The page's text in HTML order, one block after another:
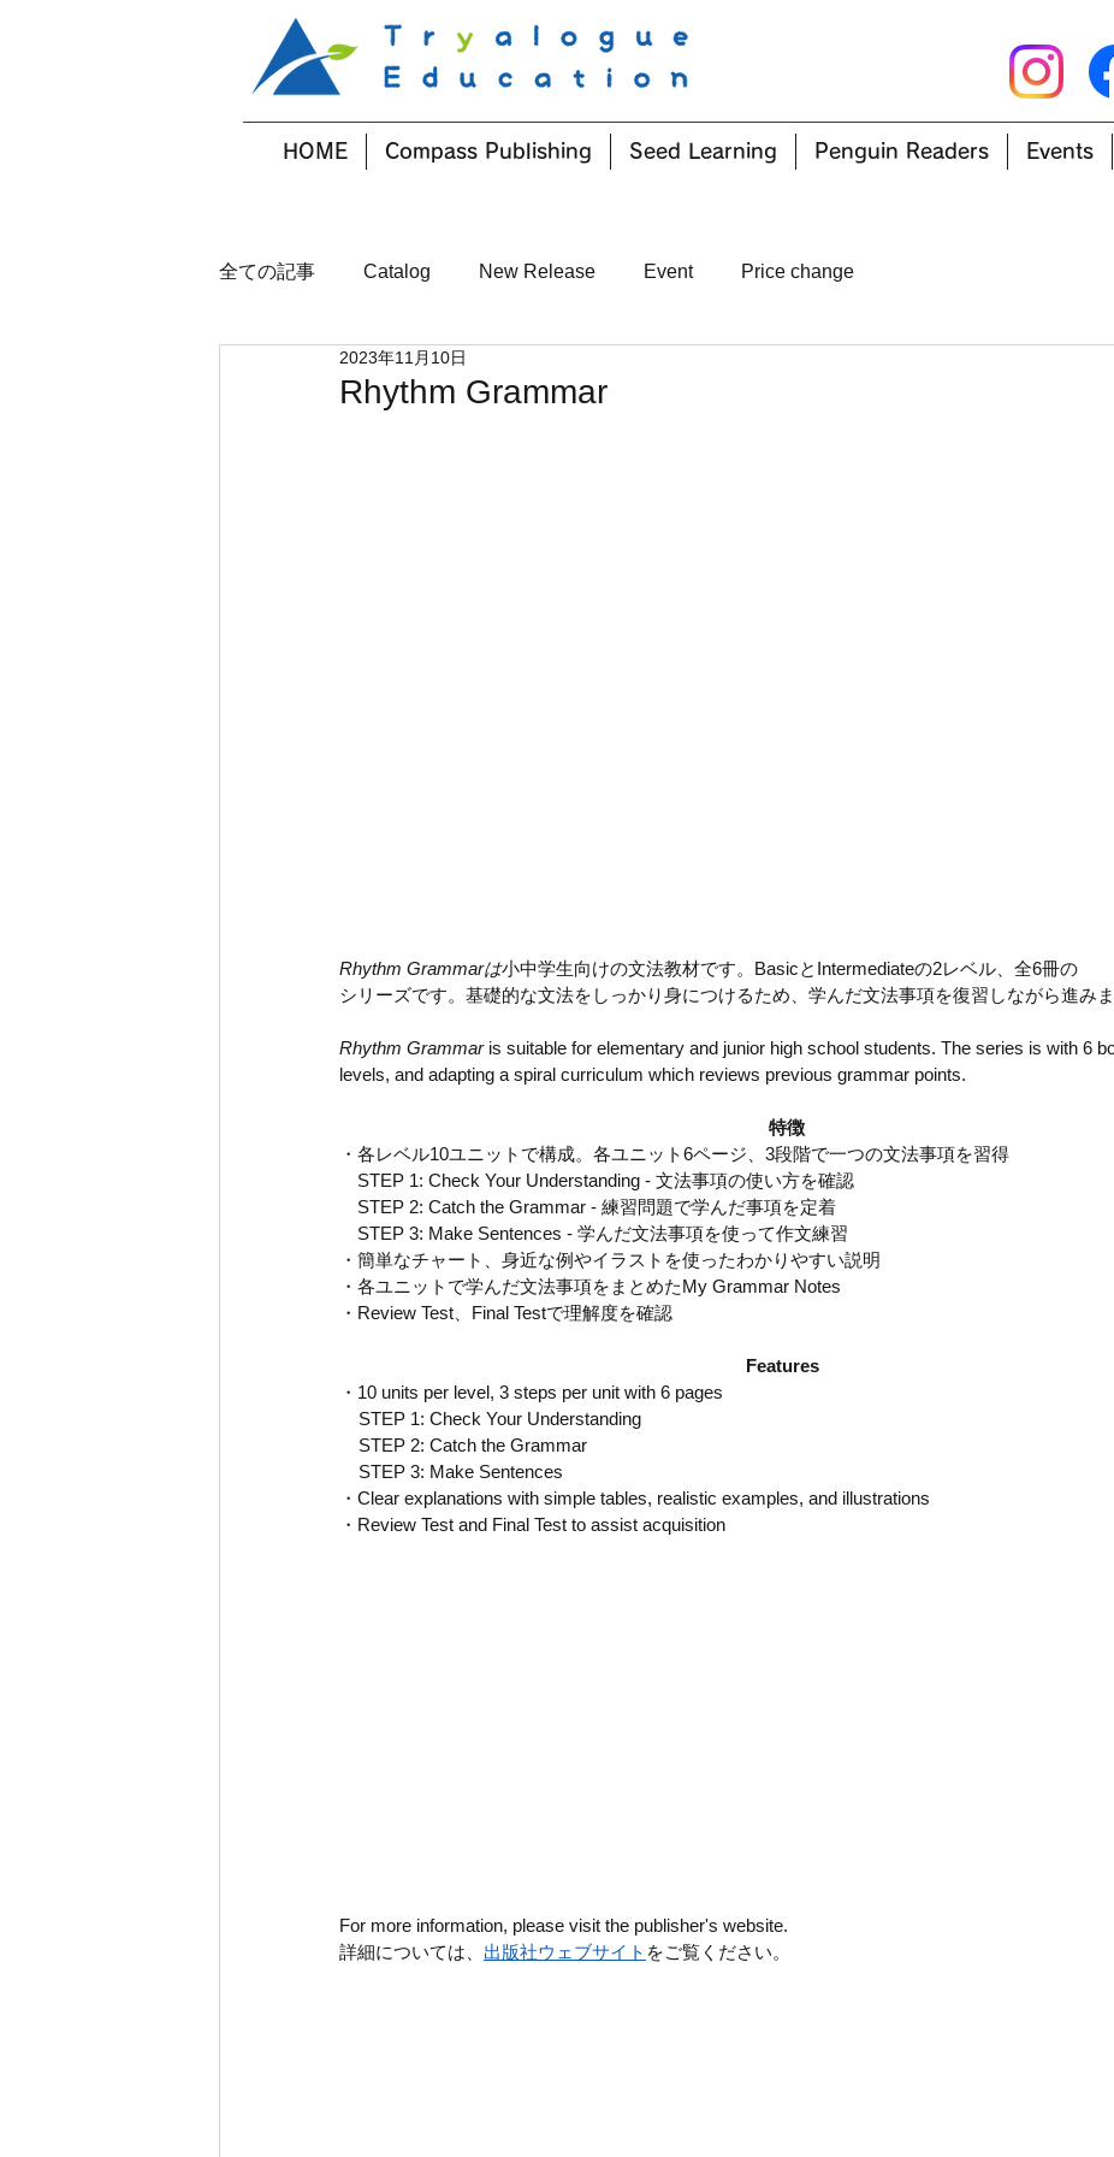
HOME Compass Publishing Seed Learning Penguin Readers Events
全ての記事 Catalog New Release Event Price change
Rhythm Grammar
2023年11月10日
Rhythm Grammarは小中学生向けの文法教材です。BasicとIntermediateの2レベル、全6冊の
シリーズです。基礎的な文法をしっかり身につけるため、学んだ文法事項を復習しながら進みま
Rhythm Grammar is suitable for elementary and junior high school students. The series is with 6
levels, and adapting a spiral curriculum which reviews previous grammar points.
特徴
・各レベル10ユニットで構成。各ユニット6ページ、3段階で一つの文法事項を習得
STEP 1: Check Your Understanding - 文法事項の使い方を確認
STEP 2: Catch the Grammar - 練習問題で学んだ事項を定着
STEP 3: Make Sentences - 学んだ文法事項を使って作文練習
・簡単なチャート、身近な例やイラストを使ったわかりやすい説明
・各ユニットで学んだ文法事項をまとめたMy Grammar Notes
・Review Test、Final Testで理解度を確認
Features
・10 units per level, 3 steps per unit with 6 pages
    STEP 1: Check Your Understanding
    STEP 2: Catch the Grammar
    STEP 3: Make Sentences
・Clear explanations with simple tables, realistic examples, and illustrations
・Review Test and Final Test to assist acquisition
For more information, please visit the publisher's website.
詳細については、 出版社ウェブサイト をご覧ください。